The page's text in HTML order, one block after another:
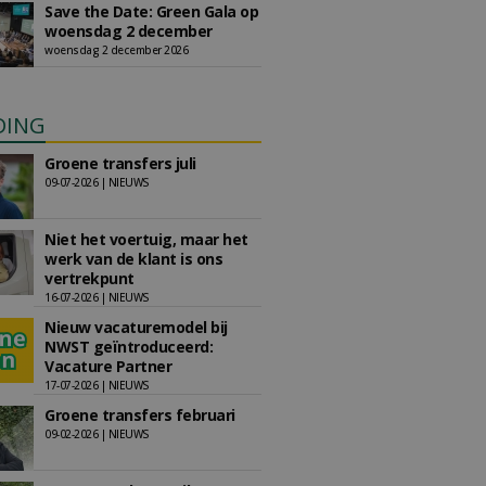
Save the Date: Green Gala op
woensdag 2 december
woensdag 2 december 2026
Groene transfers juli
09-07-2026 | NIEUWS
Niet het voertuig, maar het
werk van de klant is ons
vertrekpunt
16-07-2026 | NIEUWS
Nieuw vacaturemodel bij
NWST geïntroduceerd:
Vacature Partner
17-07-2026 | NIEUWS
Groene transfers februari
09-02-2026 | NIEUWS